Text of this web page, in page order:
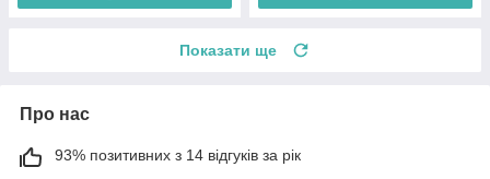
Показати ще
Про нас
93% позитивних з 14 відгуків за рік